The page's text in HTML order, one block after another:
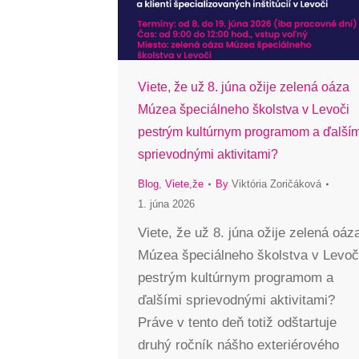
Viete, že už 8. júna ožije zelená oáza
Múzea špeciálneho školstva v Levoči
pestrým kultúrnym programom a
sprievodnými aktivitami?
Blog, Viete,že By Viktória Zoričáková
1. júna 2026
Viete, že už 8. júna ožije zelená
Múzea špeciálneho školstva v
pestrým kultúrnym programom a
ďalšími sprievodnými aktivitami?
Práve v tento deň totiž odštartuje
druhý ročník nášho exteriérového